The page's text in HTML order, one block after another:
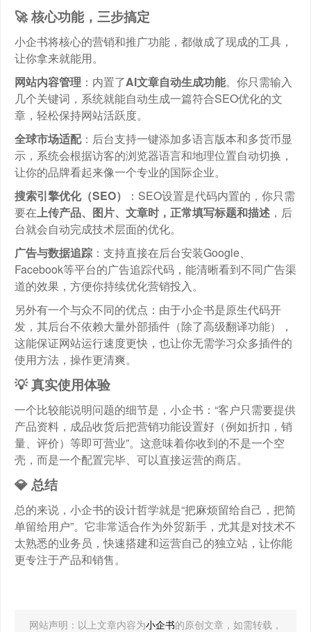
🚀 核心功能，三步搞定
小企书将核心的营销和推广功能，都做成了现成的工具，
让你拿来就能用。
网站内容管理 ：内置了AI文章自动生成功能。你只需输入
几个关键词，系统就能自动生成一篇符合SEO优化的文
章，轻松保持网站活跃度。
全球市场适配：后台支持一键添加多语言版本和多货币显
示，系统会根据访客的浏览器语言和地理位置自动切换，
让你的品牌看起来像一个专业的国际企业。
搜索引擎优化（SEO）
：SEO设置是代码内置的，你只需
要在上传产品、图片、文章时，正常填写标题和描述 ，后
台就会自动完成技术层面的优化。
广告与数据追踪 ：支持直接在后台安装Google、
Facebook等平台的广告追踪代码，能清晰看到不同广告渠
道的效果，方便你持续优化营销投入。
另外有一个与众不同的优点：由于小企书是原生代码开
发，其后台不依赖大量外部插件（除了高级翻译功能），
这能保证网站运行速度更快，也让你无需学习众多插件的
使用方法，操作更清爽。
💡 真实使用体验
一个比较能说明问题的细节是，小企书：“客户只需要提供
产品资料，成品收货后把营销功能设置好（例如折扣，销
量、评价）等即可营业”。这意味着你收到的不是一个空
壳，而是一个配置完毕、可以直接运营的商店。
💎 总结
总的来说，小企书的设计哲学就是“把麻烦留给自己，把简
单留给用户”。它非常适合作为外贸新手，尤其是对技术不
太熟悉的业务员，快速搭建和运营自己的独立站，让你能
更专注于产品和销售。
网站声明：以上文章内容为小企书的原创文章，如需转载，